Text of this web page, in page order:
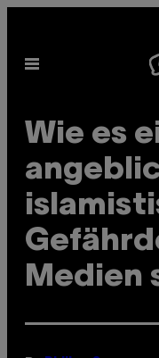
content
Open
Wie es
Medien